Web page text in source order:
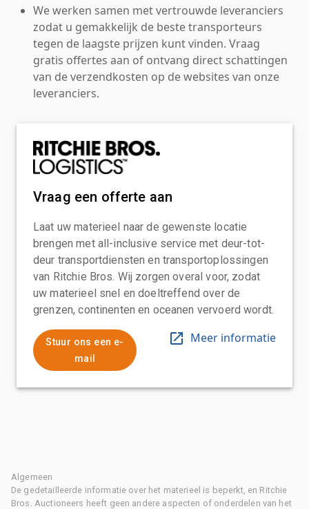
We werken samen met vertrouwde leveranciers
zodat u gemakkelijk de beste transporteurs
tegen de laagste prijzen kunt vinden. Vraag
gratis offertes aan of ontvang direct schattingen
van de verzendkosten op de websites van onze
leveranciers.
Vraag een offerte aan
Laat uw materieel naar de gewenste locatie
brengen met all-inclusive service met deur-tot-
deur transportdiensten en transportoplossingen
van Ritchie Bros. Wij zorgen overal voor, zodat
uw materieel snel en doeltreffend over de
grenzen, continenten en oceanen vervoerd wordt.
Stuur ons een e-
mail
Meer informatie
Algemeen
De gedetailleerde informatie over het materieel is beperkt, en Ritchie
Bros. Auctioneers heeft geen andere aspecten of onderdelen van het